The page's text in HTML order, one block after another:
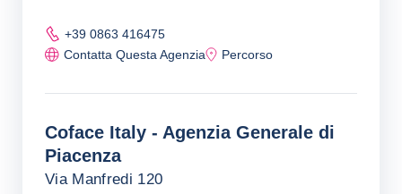
+39 0863 416475
Contatta Questa Agenzia
Percorso
Coface Italy - Agenzia Generale di
Piacenza
Via Manfredi 120